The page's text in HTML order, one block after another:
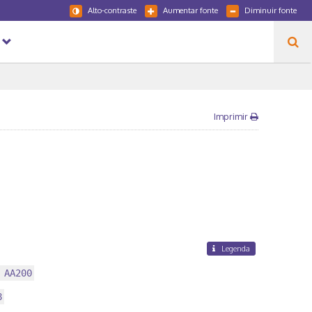
Diminuir fonte
Aumentar fonte
Alto-contraste
Imprimir
Legenda